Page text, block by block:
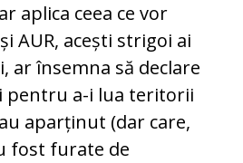
aplica ceea ce vor
AUR, acești strigoi ai
ar însemna să declare
pentru a-i lua teritorii
aparținut (dar care,
fost furate de